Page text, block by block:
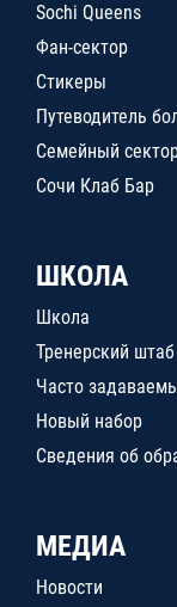
Sochi Queens
Фан-сектор
Стикеры
Путеводитель
Семейный
Сочи Клаб Бар
ШКОЛА
Школа
Тренерский штаб
Часто
Новый набор
Сведения об
МЕДИА
Новости